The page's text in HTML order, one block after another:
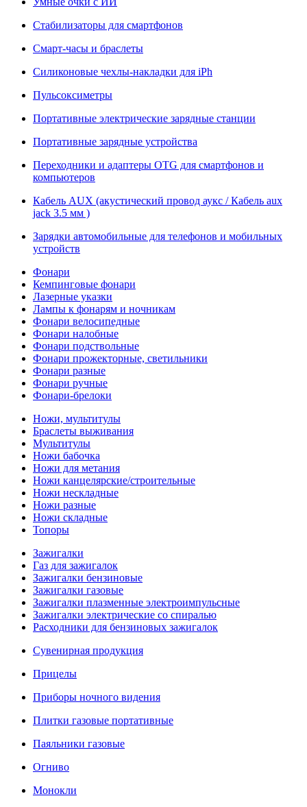
Стабилизаторы для смартфонов
Смарт-часы и браслеты
Силиконовые чехлы-накладки для iPh
Пульсоксиметры
Портативные электрические зарядные станции
Портативные зарядные устройства
Переходники и адаптеры OTG для смартфонов и
компьютеров
Кабель AUX (акустический провод аукс / Кабель aux
jack 3.5 мм )
Зарядки автомобильные для телефонов и мобильных
устройств
Фонари
Кемпинговые фонари
Лазерные указки
Лампы к фонарям и ночникам
Фонари велосипедные
Фонари налобные
Фонари подствольные
Фонари прожекторные, светильники
Фонари разные
Фонари ручные
Фонари-брелоки
Ножи, мультитулы
Браслеты выживания
Мультитулы
Ножи бабочка
Ножи для метания
Ножи канцелярские/строительные
Ножи нескладные
Ножи разные
Ножи складные
Топоры
Зажигалки
Газ для зажигалок
Зажигалки бензиновые
Зажигалки газовые
Зажигалки плазменные электроимпульсные
Зажигалки электрические со спиралью
Расходники для бензиновых зажигалок
Сувенирная продукция
Прицелы
Приборы ночного видения
Плитки газовые портативные
Паяльники газовые
Огниво
Монокли